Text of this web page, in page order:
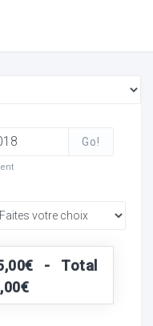
Go!
- Total